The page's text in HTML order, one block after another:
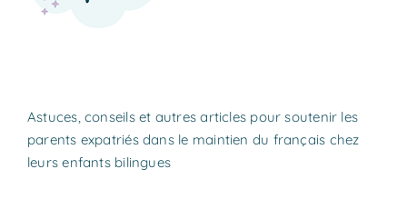
Astuces, conseils et autres articles pour soutenir les
parents expatriés dans le maintien du français chez
leurs enfants bilingues